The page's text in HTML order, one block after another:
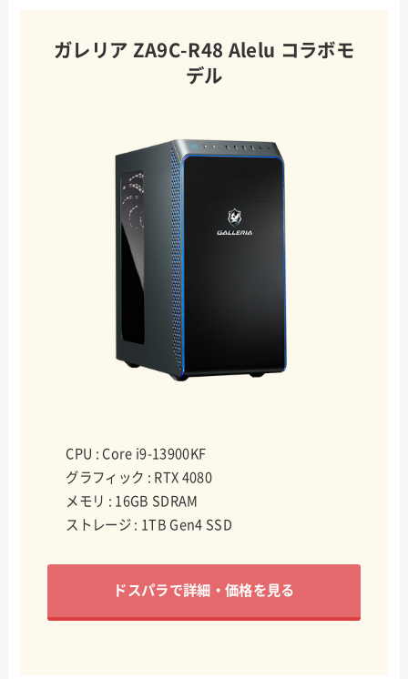
ガレリア ZA9C-R48 Alelu コラボモ
デル
CPU : Core i9-13900KF
グラフィック : RTX 4080
メモリ : 16GB SDRAM
ストレージ : 1TB Gen4 SSD
ドスパラで詳細・価格を見る